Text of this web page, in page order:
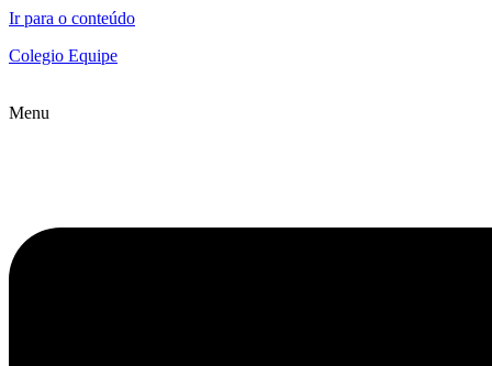
Ir para o conteúdo
Colegio Equipe
Menu